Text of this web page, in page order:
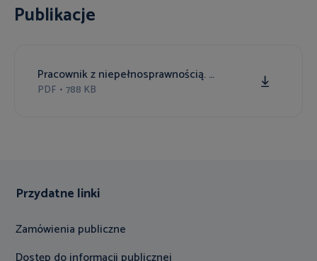
Publikacje
Pracownik z niepełnosprawnością. Wymagania techniczno -budowlane
PDF • 788 KB
Przydatne linki
Zamówienia publiczne